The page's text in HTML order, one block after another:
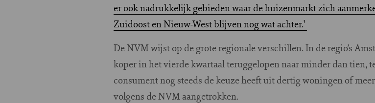
er ook nadrukkelijk gebieden waar de huizenmarkt zich
Zuidoost en Nieuw-West blijven nog wat achter.'
De NVM wijst op de grote regionale verschillen. In de regio’s
koper in het vierde kwartaal teruggelopen naar minder dan tien,
consument nog steeds de keuze heeft uit dertig woningen of
volgens de NVM aangetrokken.